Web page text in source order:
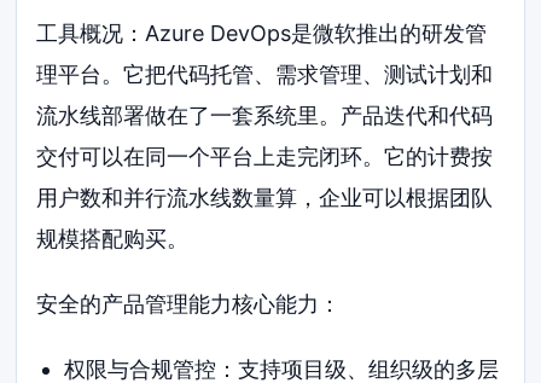
工具概况：Azure DevOps是微软推出的研发管
理平台。它把代码托管、需求管理、测试计划和
流水线部署做在了一套系统里。产品迭代和代码
交付可以在同一个平台上走完闭环。它的计费按
用户数和并行流水线数量算，企业可以根据团队
规模搭配购买。
安全的产品管理能力核心能力：
权限与合规管控：支持项目级、组织级的多层